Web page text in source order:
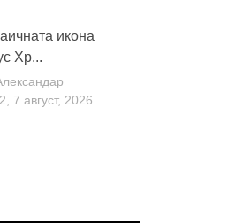
икона
Хр...
7 август, 2026